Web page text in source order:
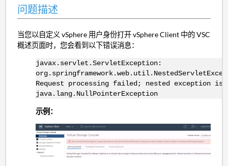
问题描述
当您以自定义 vSphere 用户身份打开 vSphere Client 中的 VSC
概述页面时，您会看到以下错误消息：
javax.servlet.ServletException:
Request processing failed; nested exception is
java.lang.NullPointerException
示例：